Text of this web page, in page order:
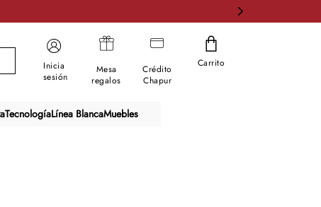
Inicia
sesión
Mesa
regalos
Crédito
Chapur
Carrito
TecnologíaLínea BlancaMuebles